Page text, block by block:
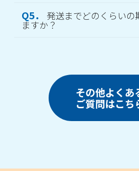
Q5． 発送までどのくらいの
ますか？